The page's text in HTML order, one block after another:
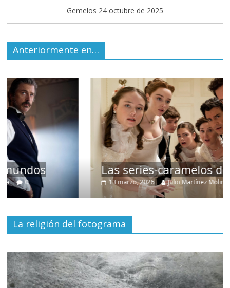
Gemelos 24 octubre de 2025
Anteriormente en…
Las series-caramelos de Shondaland
13 marzo, 2026 Julio Martínez Molina 0
La religión del fotograma